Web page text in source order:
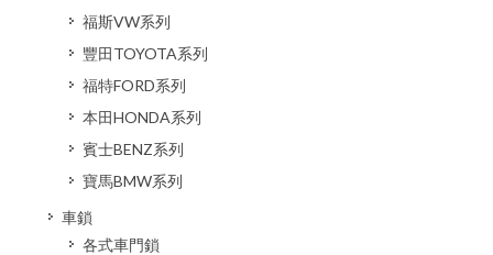
福斯VW系列
豐田TOYOTA系列
福特FORD系列
本田HONDA系列
賓士BENZ系列
寶馬BMW系列
車鎖
各式車門鎖